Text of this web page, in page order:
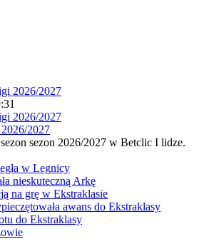
2027
sezon 2026/2027 w Betclic I lidze.
w Legnicy
nieskuteczną Arkę
na grę w Ekstraklasie
awans do Ekstraklasy
do Ekstraklasy